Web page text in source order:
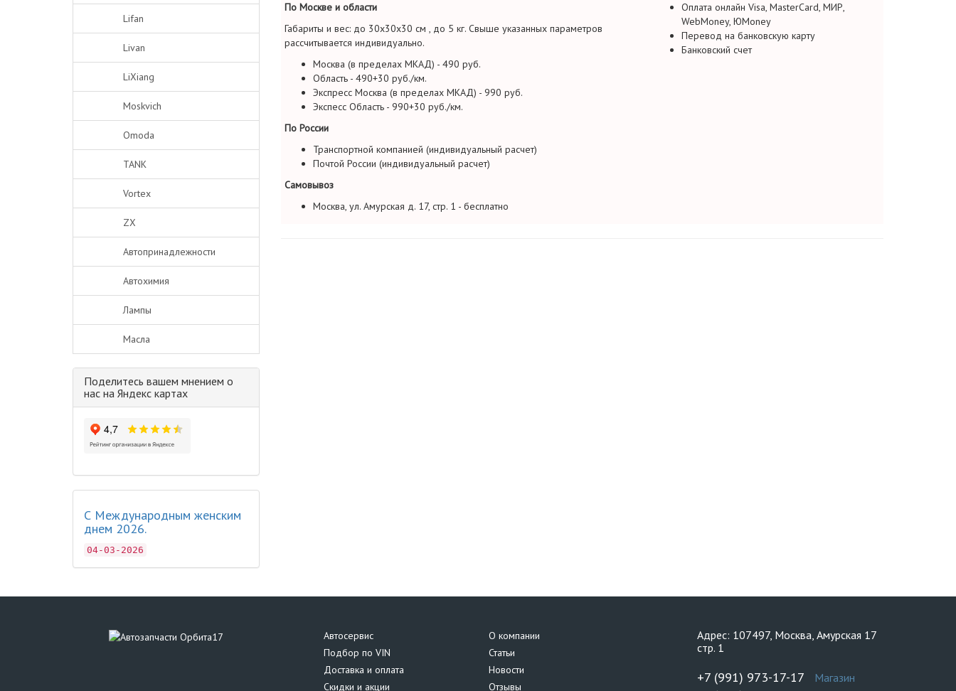
Lifan
Livan
LiXiang
Moskvich
Omoda
TANK
Vortex
ZX
Автопринадлежности
Автохимия
Лампы
Масла
Поделитесь вашем мнением о
нас на Яндекс картах
С Международным женским
днем 2026.
04-03-2026
По Москве и области
Габариты и вес: до 30х30х30 см , до 5 кг. Свыше указанных параметров
рассчитывается индивидуально.
Москва (в пределах МКАД) - 490 руб.
Область - 490+30 руб./км.
Экспресс Москва (в пределах МКАД) - 990 руб.
Экспесс Область - 990+30 руб./км.
По России
Транспортной компанией (индивидуальный расчет)
Почтой России (индивидуальный расчет)
Самовывоз
Москва, ул. Амурская д. 17, стр. 1 - бесплатно
Оплата онлайн Visa, MasterCard, МИР,
WebMoney, ЮMoney
Перевод на банковскую карту
Банковский счет
Автосервис
Подбор по VIN
Доставка и оплата
Скидки и акции
О компании
Статьи
Новости
Отзывы
Адрес: 107497, Москва, Амурская 17
стр. 1
+7 (991) 973-17-17 Магазин